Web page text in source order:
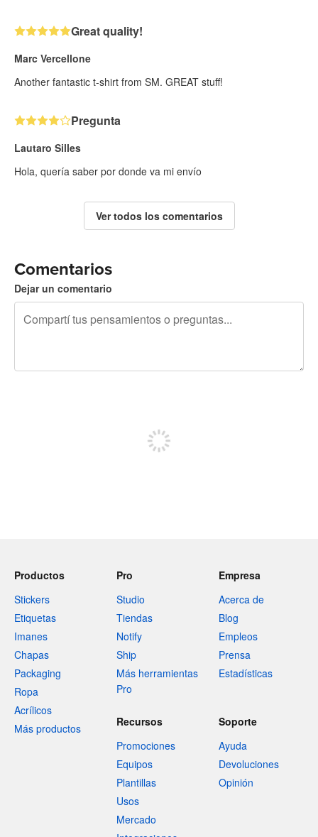
Great quality!
Marc Vercellone
Another fantastic t-shirt from SM. GREAT stuff!
Pregunta
Lautaro Silles
Hola, quería saber por donde va mi envío
Ver todos los comentarios
Comentarios
Dejar un comentario
Productos
Stickers
Etiquetas
Imanes
Chapas
Packaging
Ropa
Acrílicos
Más productos
Pro
Studio
Tiendas
Notify
Ship
Más herramientas
Pro
Empresa
Acerca de
Blog
Empleos
Prensa
Estadísticas
Recursos
Promociones
Equipos
Plantillas
Usos
Mercado
Soporte
Ayuda
Devoluciones
Opinión